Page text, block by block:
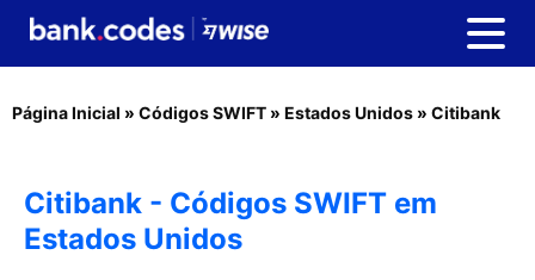
Página Inicial » Códigos SWIFT » Estados Unidos » Citibank
Citibank - Códigos SWIFT em
Estados Unidos